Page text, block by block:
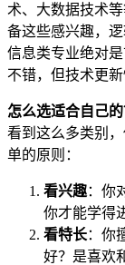
术、大数据技术
备这些感兴趣，
信息类专业绝对
不错，但技术更
怎么选适合自己的
看到这么多类别
单的原则：
看兴趣：你
你才能学得
看特长：你
好？是喜欢